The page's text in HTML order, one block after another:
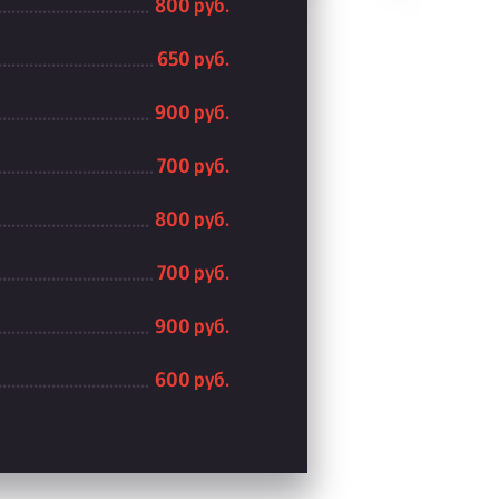
800 руб.
650 руб.
900 руб.
700 руб.
800 руб.
700 руб.
900 руб.
600 руб.